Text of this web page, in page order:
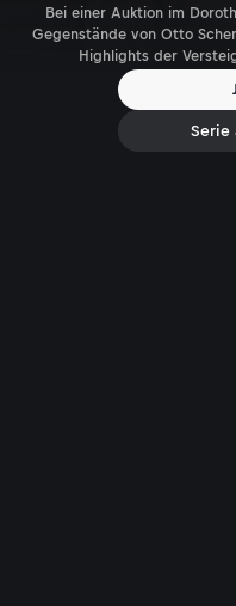
Bei einer Auktion im
Gegenstände von Otto
Highlights der
Serie